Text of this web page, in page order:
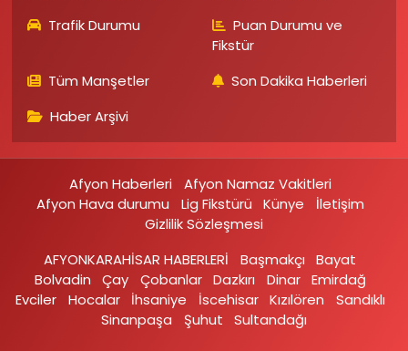
Trafik Durumu
Puan Durumu ve
Fikstür
Tüm Manşetler
Son Dakika Haberleri
Haber Arşivi
Afyon Haberleri
Afyon Namaz Vakitleri
Afyon Hava durumu
Lig Fikstürü Künye
İletişim
Gizlilik Sözleşmesi
AFYONKARAHİSAR HABERLERİ
Başmakçı
Bayat
Bolvadin
Çay Çobanlar Dazkırı Dinar Emirdağ‎
Evciler‎
Hocalar İhsaniye‎ İscehisar Kızılören‎
Sandıklı‎
Sinanpaşa
Şuhut Sultandağı